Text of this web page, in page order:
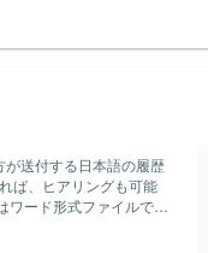
ば、ヒアリングも可能